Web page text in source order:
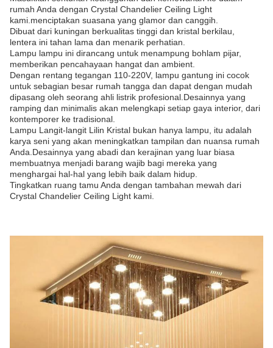
rumah Anda dengan Crystal Chandelier Ceiling Light
kami.menciptakan suasana yang glamor dan canggih.
Dibuat dari kuningan berkualitas tinggi dan kristal berkilau,
lentera ini tahan lama dan menarik perhatian.
Lampu lampu ini dirancang untuk menampung bohlam pijar,
memberikan pencahayaan hangat dan ambient.
Dengan rentang tegangan 110-220V, lampu gantung ini cocok
untuk sebagian besar rumah tangga dan dapat dengan mudah
dipasang oleh seorang ahli listrik profesional.Desainnya yang
ramping dan minimalis akan melengkapi setiap gaya interior, dari
kontemporer ke tradisional.
Lampu Langit-langit Lilin Kristal bukan hanya lampu, itu adalah
karya seni yang akan meningkatkan tampilan dan nuansa rumah
Anda.Desainnya yang abadi dan kerajinan yang luar biasa
membuatnya menjadi barang wajib bagi mereka yang
menghargai hal-hal yang lebih baik dalam hidup.
Tingkatkan ruang tamu Anda dengan tambahan mewah dari
Crystal Chandelier Ceiling Light kami.